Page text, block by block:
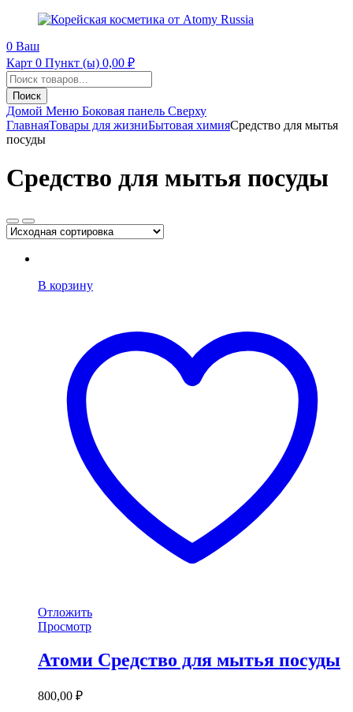
0 Ваш
Карт 0 Пункт (ы) 0,00 ₽
Поиск
продуктов
Поиск
Домой Меню Боковая панель Сверху
ГлавнаяТовары для жизниБытовая химияСредство для мытья
посуды
Средство для мытья посуды
В корзину
Отложить
Просмотр
Атоми Средство для мытья посуды
800,00 ₽